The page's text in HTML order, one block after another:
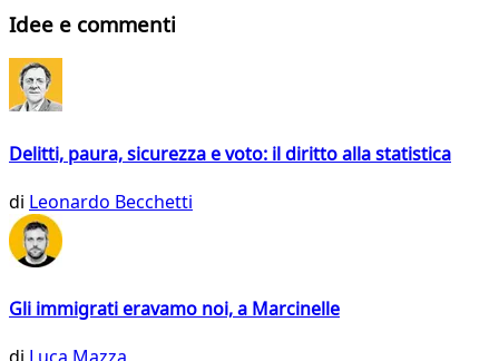
Idee e commenti
Delitti, paura, sicurezza e voto: il diritto alla statistica
di Leonardo Becchetti
Gli immigrati eravamo noi, a Marcinelle